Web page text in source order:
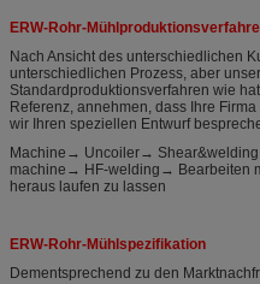
ERW-Rohr-
Nach Ansicht des unterschiedlichen
unterschiedlichen Prozess, aber
Standardproduktionsverfahren wie
Referenz, annehmen, dass Ihre
wir Ihren speziellen Entwurf
Machine→ Uncoiler→
machine→ HF-welding→ Bearbeiten
heraus laufen zu lassen
ERW-Rohr-Mühlspezifikation
Dementsprechend zu den